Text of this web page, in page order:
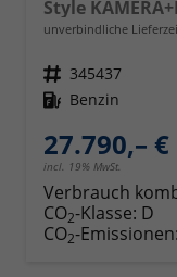
Style
unverbindliche
Fahrzeugnr. 345437
Kraftstoff Benzin
27.790,– €
incl. 19% MwSt.
Verbrauch
CO2-Klasse: D
CO2-Emissionen: